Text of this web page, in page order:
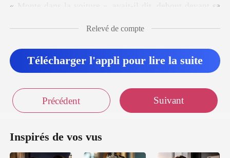
ait-il dit, debout devant sa
Relevé de compte
Télécharger l'appli pour lire la suite
Précédent Suivant
Inspirés de vos vus